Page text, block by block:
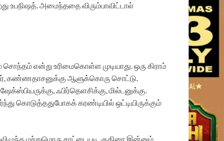
உபநிஷத். அமைந்ததை விரும்பாவிட்டால்
சொந்தம் என்று உரிமைகொள்ள முடியாது. ஒரு கிராம்
கண்ணதாசனுக்கு ஆளுக்கொரு சொட்டு.
ஃபிர்தெளசிக்கு, மில்டனுக்கு.
கொடுத்ததுபோகக் கரண்டியில் ஒட்டியிருக்கும்
மற்றுமொரு சாட்டையடி. குதிரை இன்னும்